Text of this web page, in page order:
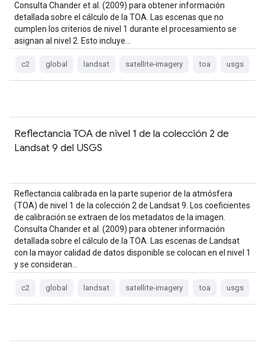
Consulta Chander et al. (2009) para obtener información
detallada sobre el cálculo de la TOA. Las escenas que no
cumplen los criterios de nivel 1 durante el procesamiento se
asignan al nivel 2. Esto incluye…
c2 global landsat satellite-imagery toa usgs
Reflectancia TOA de nivel 1 de la colección 2 de
Landsat 9 del USGS
Reflectancia calibrada en la parte superior de la atmósfera
(TOA) de nivel 1 de la colección 2 de Landsat 9. Los coeficientes
de calibración se extraen de los metadatos de la imagen.
Consulta Chander et al. (2009) para obtener información
detallada sobre el cálculo de la TOA. Las escenas de Landsat
con la mayor calidad de datos disponible se colocan en el nivel 1
y se consideran…
c2 global landsat satellite-imagery toa usgs